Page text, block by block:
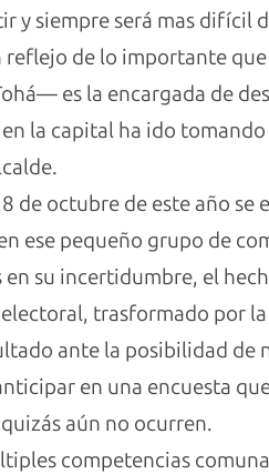
y siempre será mas difícil
reflejo de lo importante
es la encargada de
la capital ha ido
de octubre de este año
ese pequeño grupo de
en su incertidumbre, el
trasformado por
ante la posibilidad de
en una encuesta
aún no ocurren.
competencias